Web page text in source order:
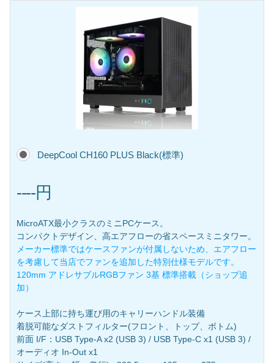
DeepCool CH160 PLUS Black(標準)
----円
MicroATX最小クラスのミニPCケース。
コンパクトデザイン、高エアフローの省スペースミニタワー。
メーカー標準ではケースファンが付属しないため、エアフロー
を考慮して当店でファンを追加した特別仕様モデルです。
120mm アドレサブルRGBファン 3基 標準搭載（ショップ追
加）
ケース上部に持ち運び用のキャリーハンドル装備
着脱可能なダストフィルター(フロント、トップ、ボトム)
前面 I/F：USB Type-A x2 (USB 3) / USB Type-C x1 (USB 3) /
オーディオ In-Out x1